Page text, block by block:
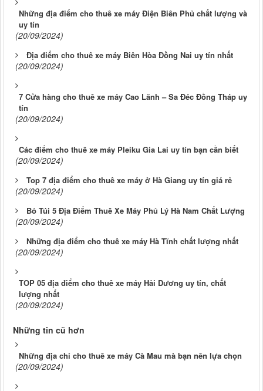
Những địa điểm cho thuê xe máy Điện Biên Phủ chất lượng và
uy tín
(20/09/2024)
Địa điểm cho thuê xe máy Biên Hòa Đồng Nai uy tín nhất
(20/09/2024)
7 Cửa hàng cho thuê xe máy Cao Lãnh – Sa Đéc Đồng Tháp uy
tín
(20/09/2024)
Các điểm cho thuê xe máy Pleiku Gia Lai uy tín bạn cần biết
(20/09/2024)
Top 7 địa điểm cho thuê xe máy ở Hà Giang uy tín giá rẻ
(20/09/2024)
Bỏ Túi 5 Địa Điểm Thuê Xe Máy Phủ Lý Hà Nam Chất Lượng
(20/09/2024)
Những địa điểm cho thuê xe máy Hà Tĩnh chất lượng nhất
(20/09/2024)
TOP 05 địa điểm cho thuê xe máy Hải Dương uy tín, chất
lượng nhất
(20/09/2024)
Những tin cũ hơn
Những địa chỉ cho thuê xe máy Cà Mau mà bạn nên lựa chọn
(20/09/2024)